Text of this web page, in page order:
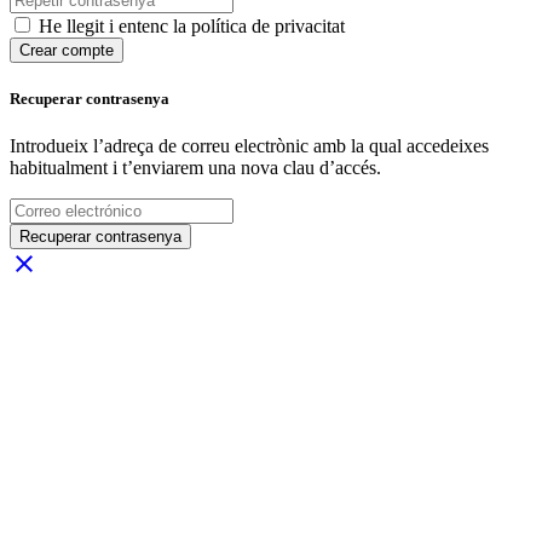
He llegit i entenc la política de privacitat
Crear compte
Recuperar contrasenya
Introdueix l’adreça de correu electrònic amb la qual accedeixes
habitualment i t’enviarem una nova clau d’accés.
Recuperar contrasenya
close